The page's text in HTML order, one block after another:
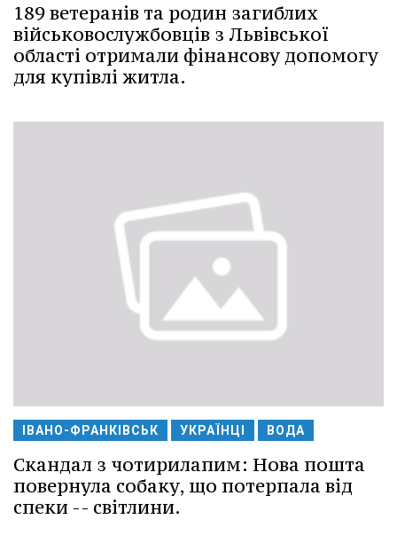
189 ветеранів та родин загиблих
військовослужбовців з Львівської
області отримали фінансову допомогу
для купівлі житла.
ІВАНО-ФРАНКІВСЬК УКРАЇНЦІ ВОДА
Скандал з чотирилапим: Нова пошта
повернула собаку, що потерпала від
спеки -- світлини.